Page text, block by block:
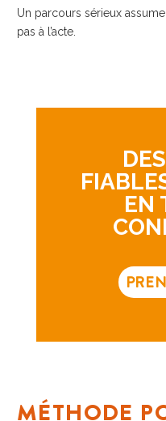
Un parcours sérieux
pas à l’acte.
EN
MÉTHODE